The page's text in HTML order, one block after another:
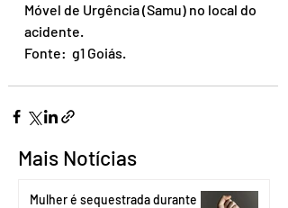
Móvel de Urgência (Samu) no local do
acidente.
Fonte:  g1 Goiás.
Mais Notícias
Mulher é sequestrada durante